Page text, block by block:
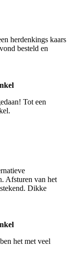
herdenkings kaars
besteld en
Tot een
Afsturen van het
Dikke
het met veel